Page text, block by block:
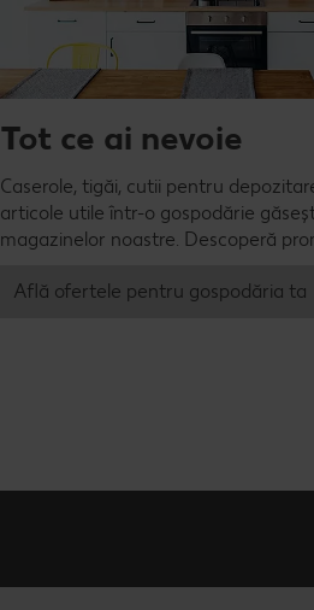
Tot ce ai nevoie
Caserole, tigăi, cutii pentru
articole utile într-o gospodărie
magazinelor noastre. Descoperă
Află ofertele pentru gospodăria ta